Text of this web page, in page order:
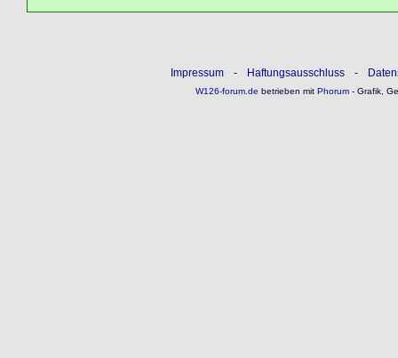
Impressum - Haftungsausschluss -
W126-forum.de betrieben mitPhorum- Grafik,